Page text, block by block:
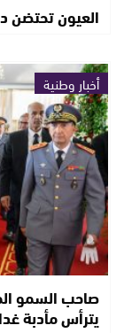
العيون
أخبار وطنية
صاحب السمو
يترأس مأدبة